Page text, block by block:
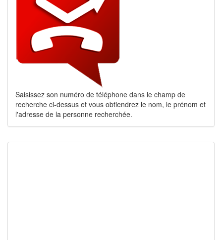
Saisissez son numéro de téléphone dans le champ de
recherche ci-dessus et vous obtiendrez le nom, le prénom et
l'adresse de la personne recherchée.